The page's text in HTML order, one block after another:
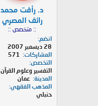
د. رأفت محمد
رائف المصري
:: متخصص ::
انضم
28 ديسمبر 2007
المشاركات
571
التخصص
التفسير وعلوم القرآن
المدينة عمان
المذهب الفقهي
حنبلي